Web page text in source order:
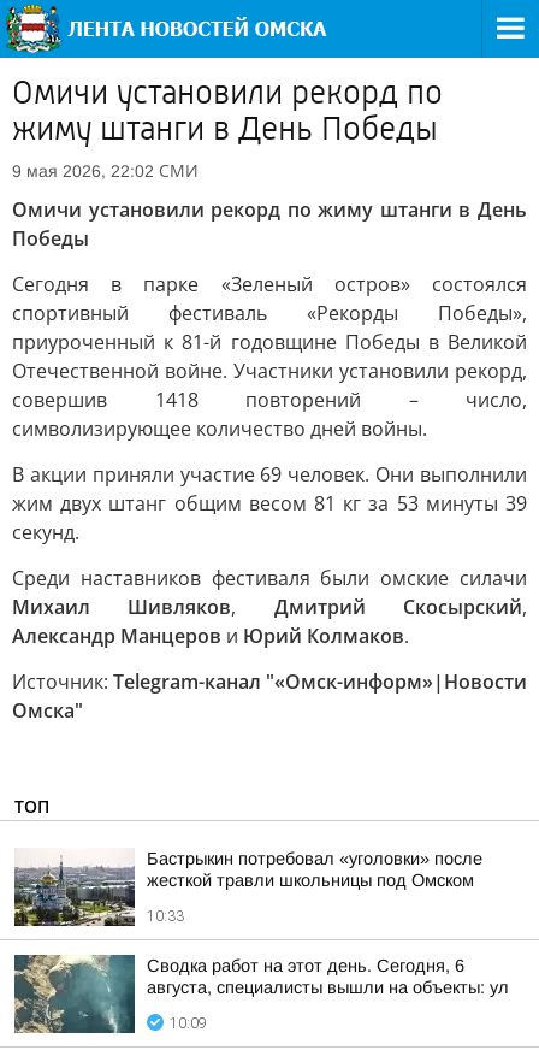
Омичи установили рекорд по
жиму штанги в День Победы
9 мая 2026, 22:02 СМИ
Омичи установили рекорд по жиму штанги в День
Победы
Сегодня в парке «Зеленый остров» состоялся
спортивный фестиваль «Рекорды Победы»,
приуроченный к 81-й годовщине Победы в Великой
Отечественной войне. Участники установили рекорд,
совершив 1418 повторений – число,
символизирующее количество дней войны.
В акции приняли участие 69 человек. Они выполнили
жим двух штанг общим весом 81 кг за 53 минуты 39
секунд.
Среди наставников фестиваля были омские силачи
Михаил Шивляков, Дмитрий Скосырский,
Александр Манцеров и Юрий Колмаков.
Источник: Telegram-канал "«Омск-информ»|Новости
Омска"
ТОП
Бастрыкин потребовал «уголовки» после
жесткой травли школьницы под Омском
10:33
Сводка работ на этот день. Сегодня, 6
августа, специалисты вышли на объекты: ул
10:09